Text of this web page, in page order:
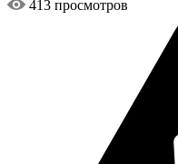
413 просмотров